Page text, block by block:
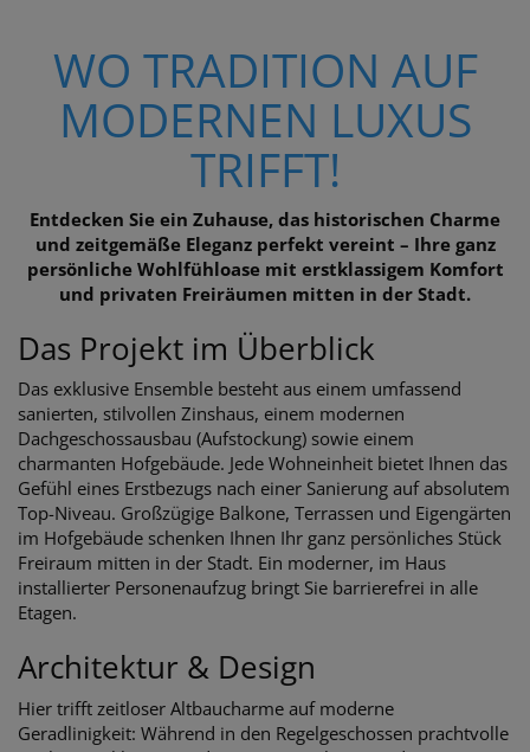
WO TRADITION AUF
MODERNEN LUXUS
TRIFFT!
Entdecken Sie ein Zuhause, das historischen Charme
und zeitgemäße Eleganz perfekt vereint – Ihre ganz
persönliche Wohlfühloase mit erstklassigem Komfort
und privaten Freiräumen mitten in der Stadt.
Das Projekt im Überblick
Das exklusive Ensemble besteht aus einem umfassend
sanierten, stilvollen Zinshaus, einem modernen
Dachgeschossausbau (Aufstockung) sowie einem
charmanten Hofgebäude. Jede Wohneinheit bietet Ihnen das
Gefühl eines Erstbezugs nach einer Sanierung auf absolutem
Top-Niveau. Großzügige Balkone, Terrassen und Eigengärten
im Hofgebäude schenken Ihnen Ihr ganz persönliches Stück
Freiraum mitten in der Stadt. Ein moderner, im Haus
installierter Personenaufzug bringt Sie barrierefrei in alle
Etagen.
Architektur & Design
Hier trifft zeitloser Altbaucharme auf moderne
Geradlinigkeit: Während in den Regelgeschossen prachtvolle